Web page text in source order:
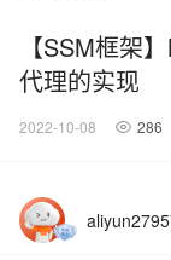
【SSM框架
代理的实现
2022-10-08 286